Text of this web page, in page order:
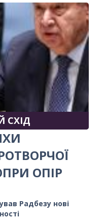
СХІД
ОПІР
Радбезу нові